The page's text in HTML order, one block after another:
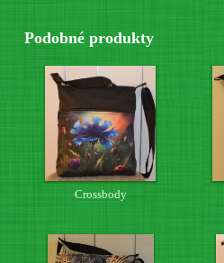
Podobné produkty
Crossbody